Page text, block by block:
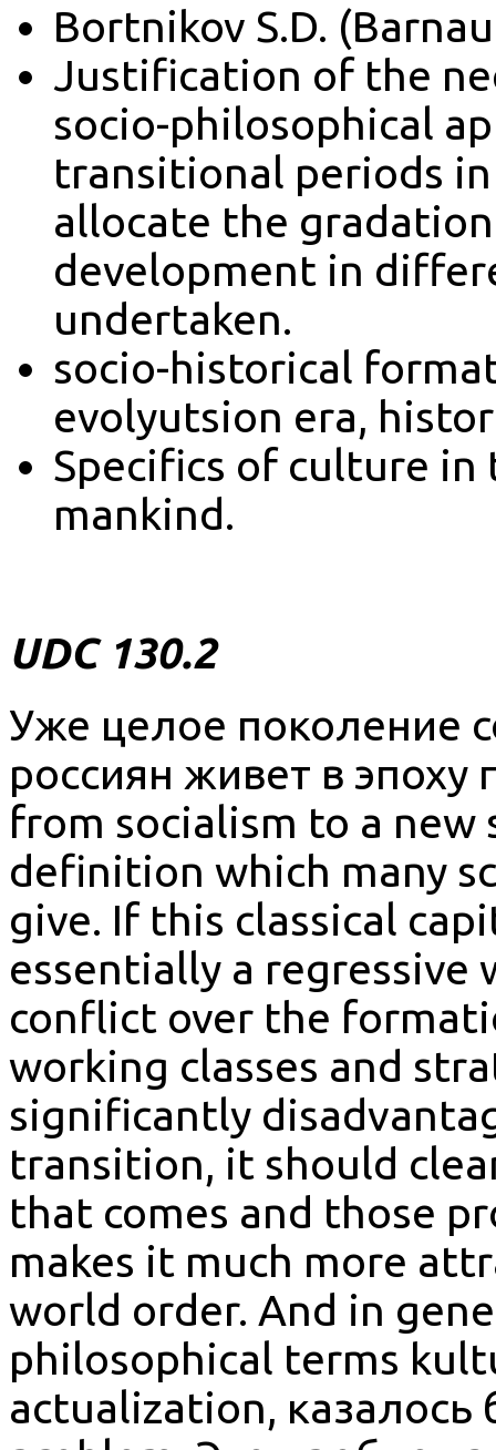
Bortnikov S.D.
Justification of the
socio-philosophical
transitional periods
allocate the
development in
undertaken.
socio-historical
evolyutsion era,
Specifics of culture
mankind.
UDC 130.2
Уже целое поколение
россиян живет в
from socialism to a
definition which many
give. If this classical
essentially a
conflict over the
working classes and
significantly
transition, it should
that comes and those
makes it much more
world order. And in
philosophical terms
actualization,